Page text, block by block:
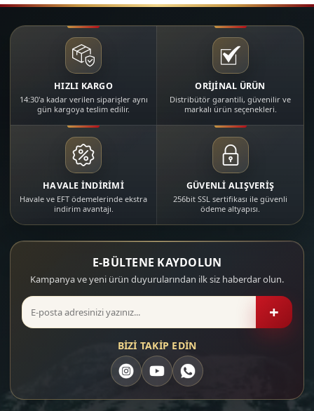
HIZLI KARGO
14:30'a kadar verilen siparişler aynı
gün kargoya teslim edilir.
ORİJİNAL ÜRÜN
Distribütör garantili, güvenilir ve
markalı ürün seçenekleri.
HAVALE İNDİRİMİ
Havale ve EFT ödemelerinde ekstra
indirim avantajı.
GÜVENLİ ALIŞVERİŞ
256bit SSL sertifikası ile güvenli
ödeme altyapısı.
E-BÜLTENE KAYDOLUN
Kampanya ve yeni ürün duyurularından ilk siz haberdar olun.
+
BİZİ TAKİP EDİN